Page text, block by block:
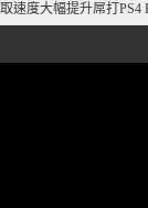
速度大幅提升屌打PS4